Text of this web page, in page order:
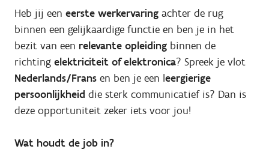
Heb jij een eerste werkervaring achter de rug
binnen een gelijkaardige functie en ben je in het
bezit van een relevante opleiding binnen de
richting elektriciteit of elektronica? Spreek je vlot
Nederlands/Frans en ben je een leergierige
persoonlijkheid die sterk communicatief is? Dan is
deze opportuniteit zeker iets voor jou!
Wat houdt de job in?